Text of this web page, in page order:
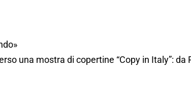
una mostra di copertine “Copy in Italy”: da